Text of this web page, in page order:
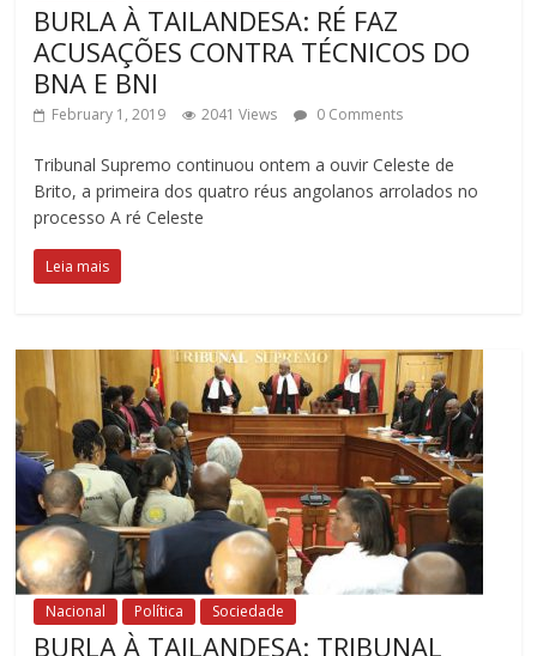
BURLA À TAILANDESA: RÉ FAZ
ACUSAÇÕES CONTRA TÉCNICOS DO
BNA E BNI
February 1, 2019 2041 Views 0 Comments
Tribunal Supremo continuou ontem a ouvir Celeste de
Brito, a primeira dos quatro réus angolanos arrolados no
processo A ré Celeste
Leia mais
Nacional Política Sociedade
BURLA À TAILANDESA: TRIBUNAL